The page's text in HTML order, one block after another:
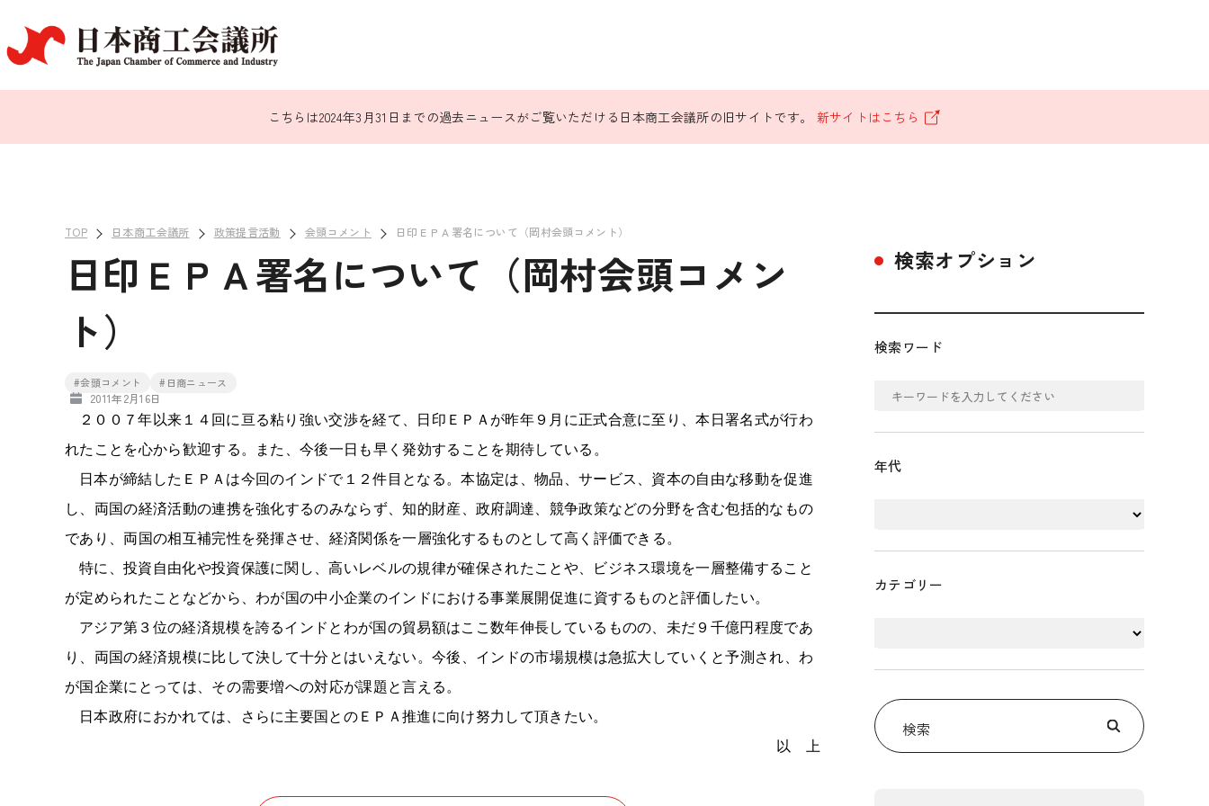
こちらは2024年3月31日までの過去ニュースがご覧いただける日本商工会議所の旧サイトです。 新サイトはこちら
TOP 日本商工会議所 政策提言活動 会頭コメント 日印ＥＰＡ署名について（岡村会頭コメント）
日印ＥＰＡ署名について（岡村会頭コメン
ト）
#会頭コメント #日商ニュース
2011年2月16日
２００７年以来１４回に亘る粘り強い交渉を経て、日印ＥＰＡが昨年９月に正式合意に至り、本日署名式が行わ
れたことを心から歓迎する。また、今後一日も早く発効することを期待している。
日本が締結したＥＰＡは今回のインドで１２件目となる。本協定は、物品、サービス、資本の自由な移動を促進
し、両国の経済活動の連携を強化するのみならず、知的財産、政府調達、競争政策などの分野を含む包括的なもの
であり、両国の相互補完性を発揮させ、経済関係を一層強化するものとして高く評価できる。
特に、投資自由化や投資保護に関し、高いレベルの規律が確保されたことや、ビジネス環境を一層整備すること
が定められたことなどから、わが国の中小企業のインドにおける事業展開促進に資するものと評価したい。
アジア第３位の経済規模を誇るインドとわが国の貿易額はここ数年伸長しているものの、未だ９千億円程度であ
り、両国の経済規模に比して決して十分とはいえない。今後、インドの市場規模は急拡大していくと予測され、わ
が国企業にとっては、その需要増への対応が課題と言える。
日本政府におかれては、さらに主要国とのＥＰＡ推進に向け努力して頂きたい。
以 上
検索オプション
検索ワード
年代
カテゴリー
検索